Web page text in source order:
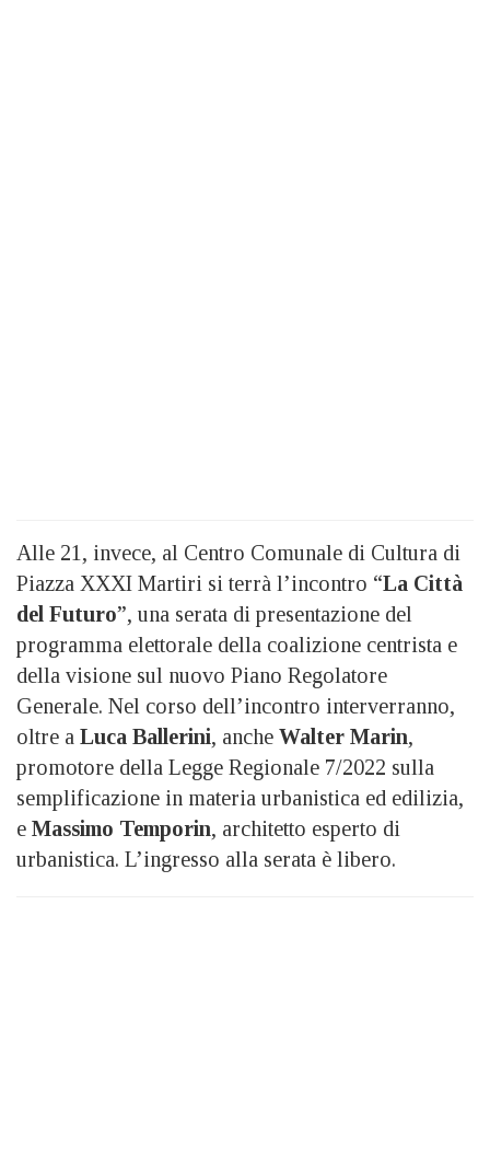
Alle 21, invece, al Centro Comunale di Cultura di
Piazza XXXI Martiri si terrà l’incontro “La Città
del Futuro”, una serata di presentazione del
programma elettorale della coalizione centrista e
della visione sul nuovo Piano Regolatore
Generale. Nel corso dell’incontro interverranno,
oltre a Luca Ballerini, anche Walter Marin,
promotore della Legge Regionale 7/2022 sulla
semplificazione in materia urbanistica ed edilizia,
e Massimo Temporin, architetto esperto di
urbanistica. L’ingresso alla serata è libero.